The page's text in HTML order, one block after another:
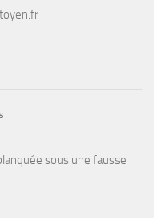
sous une fausse